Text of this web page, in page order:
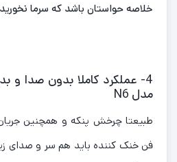
خلاصه حواستان باشد که سرما
4- عملکرد کاملا بدون صدا و
مدل N6
فن خنک کننده باید هم سر و صدای